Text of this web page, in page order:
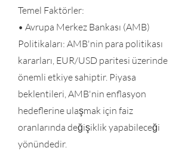
Temel Faktörler:
• Avrupa Merkez Bankası (AMB)
Politikaları: AMB'nin para politikası
kararları, EUR/USD paritesi üzerinde
önemli etkiye sahiptir. Piyasa
beklentileri, AMB'nin enflasyon
hedeflerine ulaşmak için faiz
oranlarında değişiklik yapabileceği
yönündedir.